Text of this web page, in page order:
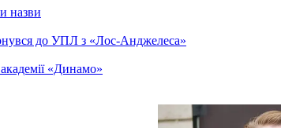
назви
до УПЛ з «Лос-Анджелеса»
«Динамо»